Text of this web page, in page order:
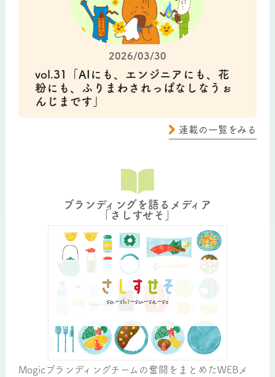
2026/03/30
vol.31「AIにも、エンジニアにも、花
粉にも、ふりまわされっぱなしなうぉ
んじまです」
連載の一覧をみる
ブランディングを語るメディア
「さしすせそ」
Mogicブランディングチームの奮闘をまとめたWEBメ